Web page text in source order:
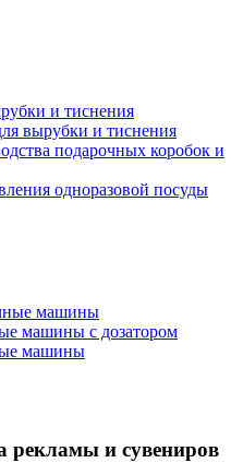
и тиснения
вырубки и тиснения
подарочных коробок и
одноразовой посуды
машины
машины с дозатором
машины
рекламы и сувениров